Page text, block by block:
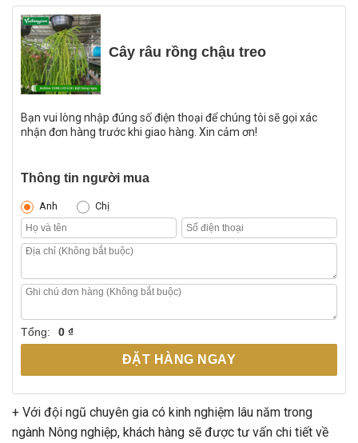
Cây râu rồng chậu treo
Bạn vui lòng nhập đúng số điện thoại để chúng tôi sẽ gọi xác
nhận đơn hàng trước khi giao hàng. Xin cảm ơn!
Thông tin người mua
Anh Chị
Tổng: 0 ₫
ĐẶT HÀNG NGAY
+ Với đội ngũ chuyên gia có kinh nghiệm lâu năm trong
ngành Nông nghiệp, khách hàng sẽ được tư vấn chi tiết về